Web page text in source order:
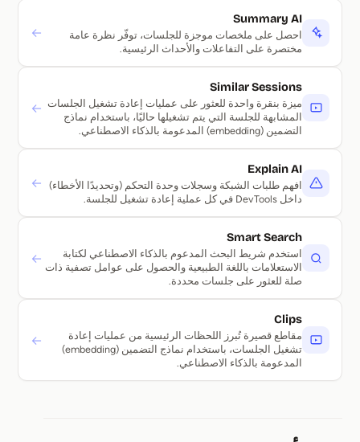
Summary AI
احصل على ملخصات موجزة للجلسات، توفّر نظرة عامة
مختصرة على التفاعلات والأحداث الرئيسية.
→
Similar Sessions
ميزة بنقرة واحدة للعثور على عمليات إعادة تشغيل الجلسات
المشابهة للجلسة التي يتم تشغيلها حاليًا، باستخدام نماذج
التضمين (embedding) المدعومة بالذكاء الاصطناعي.
→
Explain AI
افهم طلبات الشبكة وسجلات وحدة التحكم (وتحديدًا الأخطاء)
داخل DevTools في كل عملية إعادة تشغيل للجلسة.
→
Smart Search
استخدم شريط البحث المدعوم بالذكاء الاصطناعي لكتابة
الاستعلامات باللغة الطبيعية والحصول على عوامل تصفية ذات
صلة للعثور على جلسات محددة.
→
Clips
مقاطع قصيرة تُبرز اللحظات الرئيسية من عمليات إعادة
تشغيل الجلسات، باستخدام نماذج التضمين (embedding)
المدعومة بالذكاء الاصطناعي.
→